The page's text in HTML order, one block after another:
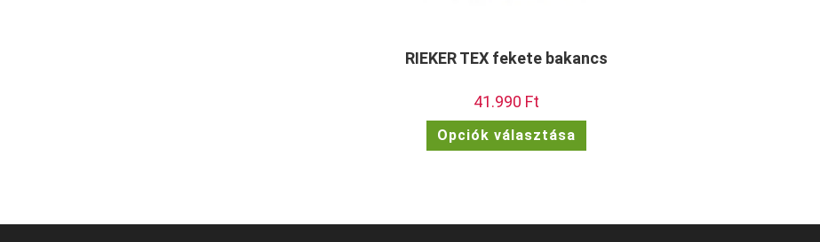
RIEKER TEX fekete bakancs
41.990 Ft
Opciók választása
terméknek
a